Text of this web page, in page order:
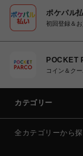
ポケパル
初回登録＆
POCKET
コイン＆ク
カテゴリー
全カテゴリーから